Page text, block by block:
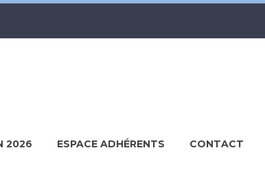
2026 ESPACE ADHÉRENTS CONTACT